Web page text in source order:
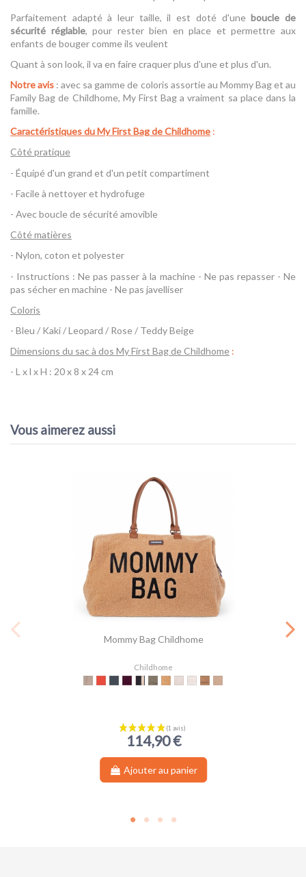
Parfaitement adapté à leur taille, il est doté d'uneboucle de
sécurité réglable, pour rester bien en place et permettre aux
enfants de bouger comme ils veulent
Quant à son look, il va en faire craquer plus d'une et plus d'un.
Notre avis : avec sa gamme de coloris assortie au Mommy Bag et au
Family Bag de Childhome, My First Bag a vraiment sa place dans la
famille.
Caractéristiques du My First Bag de Childhome :
Côté pratique
- Équipé d'un grand et d'un petit compartiment
- Facile à nettoyer et hydrofuge
- Avec boucle de sécurité amovible
Côté matières
- Nylon, coton et polyester
- Instructions : Ne pas passer à la machine - Ne pas repasser - Ne
pas sécher en machine - Ne pas javelliser
Coloris
- Bleu / Kaki / Leopard / Rose / Teddy Beige
Dimensions du sac à dos My First Bag de Childhome :
- L x l x H : 20 x 8 x 24 cm
Vous aimerez aussi
Mommy Bag Childhome
Childhome
114,90 €
BeigeRouge
NoirAubergine
Noir & Or
KakiTeddy Beige
Teddy Offwhite
Offwhite Black
Suede-look
Raffia Look
Ajouter au panier